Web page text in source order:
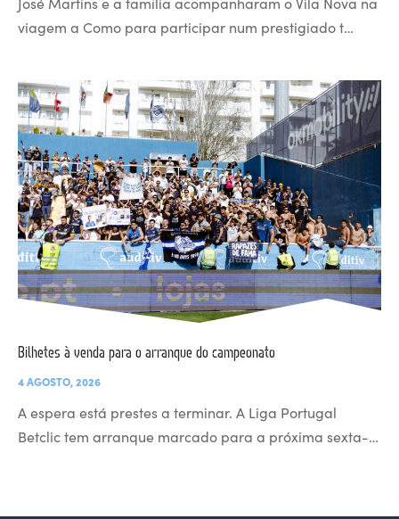
viagem a Como para participar num prestigiado t…
Bilhetes à venda para o arranque do campeonato
4 AGOSTO, 2026
A espera está prestes a terminar. A Liga Portugal
Betclic tem arranque marcado para a próxima sexta-…